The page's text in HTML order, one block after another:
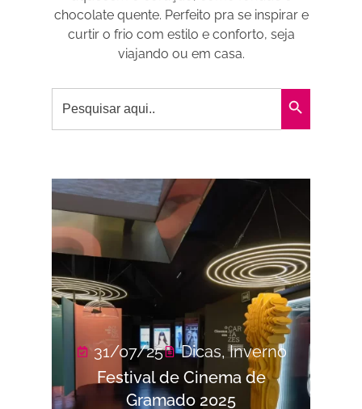
chocolate quente. Perfeito pra se inspirar e
curtir o frio com estilo e conforto, seja
viajando ou em casa.
Search
for:
Search
31/07/25 Dicas,Inverno
Festival de Cinema de
Gramado 2025